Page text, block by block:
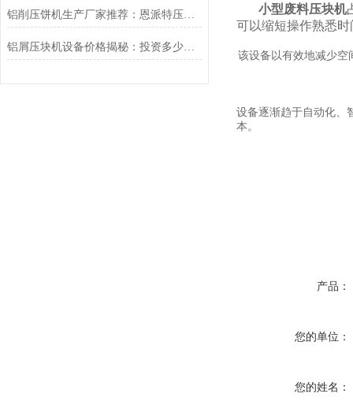
铝削压饼机生产厂家推荐：恩派特压饼机的优势
铝屑压块机设备价格揭秘：投资多少？为何恩派特值得选择？
小型废料压块机
可以缩短操作熟悉
该设备以有效地减少空
设备逐渐趋于自动化、
本。
产品：
您的单位：
您的姓名：